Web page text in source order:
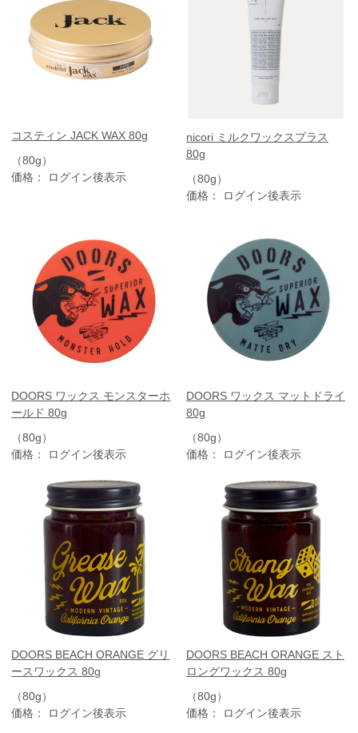
コスティン JACK WAX 80g
（80g）
価格： ログイン後表示
nicori ミルクワックスプラス
80g
（80g）
価格： ログイン後表示
DOORS ワックス モンスターホ
ールド 80g
（80g）
価格： ログイン後表示
DOORS ワックス マットドライ
80g
（80g）
価格： ログイン後表示
DOORS BEACH ORANGE グリ
ースワックス 80g
（80g）
価格： ログイン後表示
DOORS BEACH ORANGE スト
ロングワックス 80g
（80g）
価格： ログイン後表示